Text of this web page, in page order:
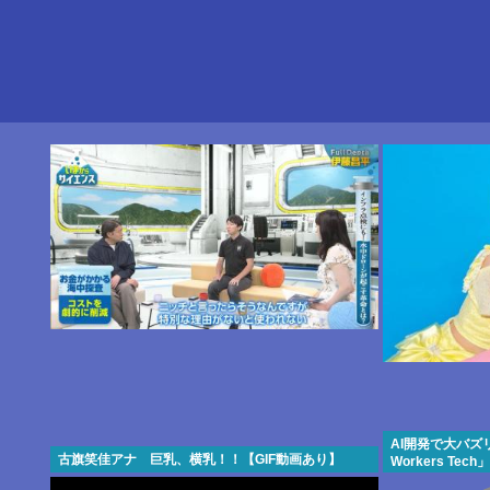
古旗笑佳アナ 巨乳、横乳！！【GIF動画あり】
AI開発で大バズ
Workers Tech